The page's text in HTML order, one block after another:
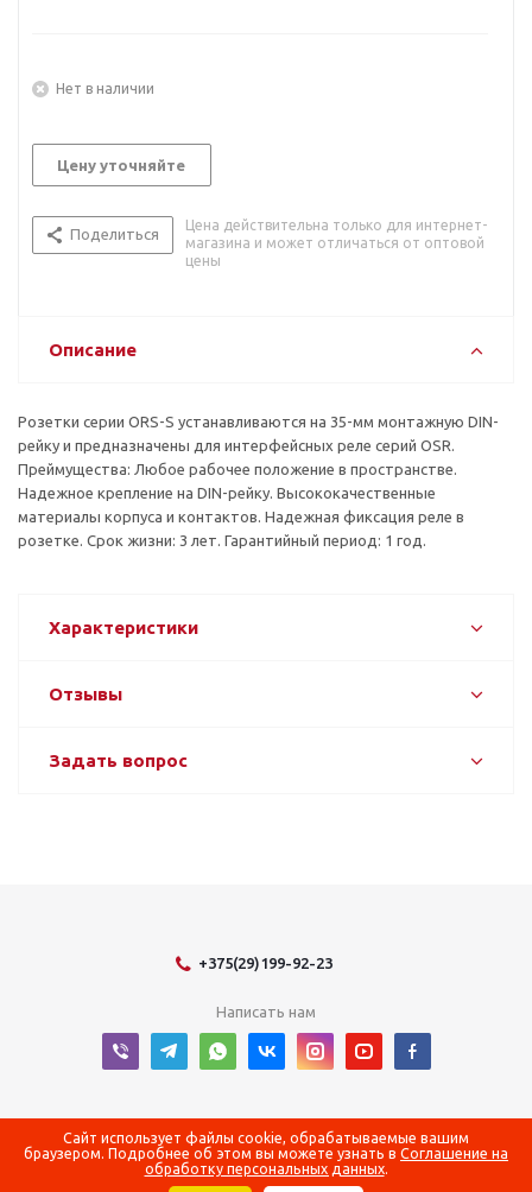
Нет в наличии
Цену уточняйте
Поделиться
Цена действительна только для интернет-
магазина и может отличаться от оптовой
цены
Описание
Розетки серии ORS-S устанавливаются на 35-мм монтажную DIN-
рейку и предназначены для интерфейсных реле серий OSR.
Преймущества: Любое рабочее положение в пространстве.
Надежное крепление на DIN-рейку. Высококачественные
материалы корпуса и контактов. Надежная фиксация реле в
розетке. Срок жизни: 3 лет. Гарантийный период: 1 год.
Характеристики
Отзывы
Задать вопрос
+375(29)199-92-23
Написать нам
2026 © Оборудование для оснащения энергетических объектов
Регистрационный номер в Торговом реестре Республики Беларусь
Сайт использует файлы cookie, обрабатываемые вашим
браузером. Подробнее об этом вы можете узнать в Соглашение на
обработку персональных данных.